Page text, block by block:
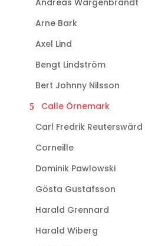
Andreas Wargenbrandt
Arne Bark
Axel Lind
Bengt Lindström
Bert Johnny Nilsson
Calle Örnemark
Carl Fredrik Reuterswärd
Corneille
Dominik Pawlowski
Gösta Gustafsson
Harald Grennard
Harald Wiberg